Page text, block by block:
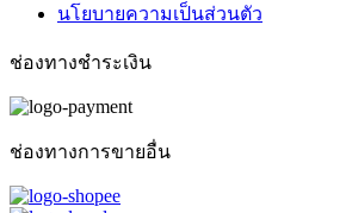
นโยบายความเป็นส่วนตัว
ช่องทางชำระเงิน
ช่องทางการขายอื่น